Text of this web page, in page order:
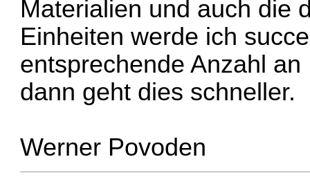
Materialien und auch die
Einheiten werde ich
entsprechende Anzahl
dann geht dies schneller.
Werner Povoden